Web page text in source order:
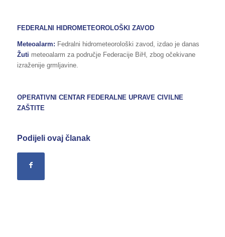
FEDERALNI HIDROMETEOROLOŠKI ZAVOD
Meteoalarm: Fedralni hidrometeorološki zavod, izdao je danas
Žuti meteoalarm za područje Federacije BiH, zbog očekivane
izraženije grmljavine.
OPERATIVNI CENTAR FEDERALNE UPRAVE CIVILNE
ZAŠTITE
Podijeli ovaj članak